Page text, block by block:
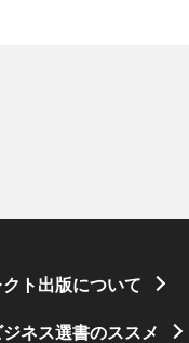
ト出版について
ジネス選書のススメ